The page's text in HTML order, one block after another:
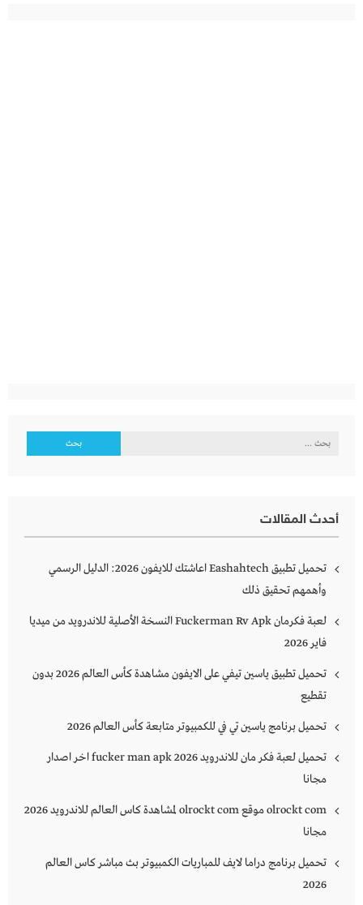
البحث
أحدث المقالات
تحميل تطبيق Eashahtech اعاشتك للايفون 2026: الدليل الرسمي
وأهمهم تحقيق ذلك
لعبة فكرمان Fuckerman Rv Apk النسخة الأصلية للاندرويد من ميديا
فاير 2026
تحميل تطبيق ياسين تيفي على الايفون مشاهدة كأس العالم 2026 بدون
تقطيع
تحميل برنامج ياسين تي في للكمبيوتر متابعة كأس العالم 2026
تحميل لعبة فكر مان للاندرويد 2026 fucker man apk اخر اصدار
مجانا
olrockt com موقع olrockt com لمشاهدة كاس العالم للاندرويد 2026
مجانا
تحميل برنامج دراما لايف للمباريات الكمبيوتر بث مباشر كاس العالم
2026